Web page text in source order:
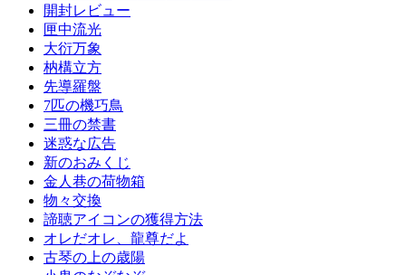
開封レビュー
匣中流光
大衍万象
枘構立方
先導羅盤
7匹の機巧鳥
三冊の禁書
迷惑な広告
新のおみくじ
金人巷の荷物箱
物々交換
諦聴アイコンの獲得方法
オレだオレ、龍尊だよ
古琴の上の歳陽